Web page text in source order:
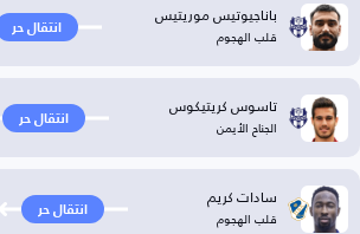
باناجيوتيس موريتيس
قلب الهجوم انتقال حر
تاسوس كريتيكوس
الجناح الأيمن انتقال حر
سادات كريم
قلب الهجوم انتقال حر